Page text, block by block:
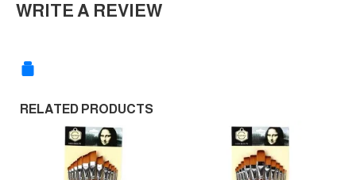
WRITE A REVIEW
RELATED PRODUCTS